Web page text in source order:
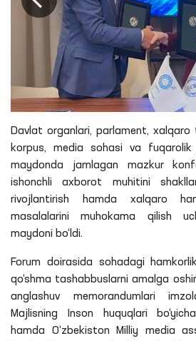
Davlat organlari, parlament,
korpus, media sohasi va
maydonda jamlagan mazkur
ishonchli axborot muhitini
rivojlantirish hamda xalqaro
masalalarini muhokama qilish
maydoni bo‘ldi.
Forum doirasida sohadagi
qo‘shma tashabbuslarni amalga
anglashuv memorandumlari
Majlisning Inson huquqlari
hamda O‘zbekiston Milliy media